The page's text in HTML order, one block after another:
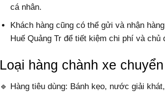
cá nhân.
Khách hàng cũng có thể gửi và nhận
Huế Quảng Tr để tiết kiệm chi phí và chủ
Loại hàng chành xe
🔹 Hàng tiêu dùng: Bánh kẹo, nước giải